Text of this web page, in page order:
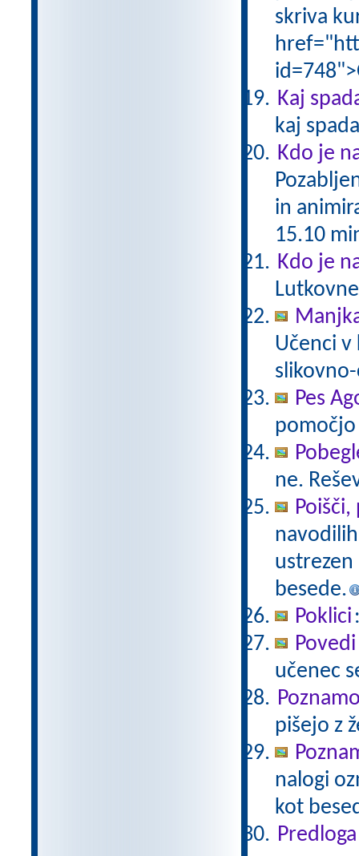
skriva
Kaj
kaj
Kdo je
in
15.10
Kdo je
Učenci
Pes
pomočjo
ne.
ustrezen
besede.
Poklici
Povedi
učenec
pišejo z
nalogi
kot